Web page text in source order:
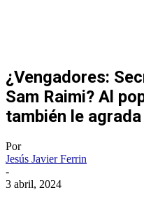
¿Vengadores:
Sam Raimi? Al
también le
Por
Jesús Javier Ferrin
-
3 abril, 2024